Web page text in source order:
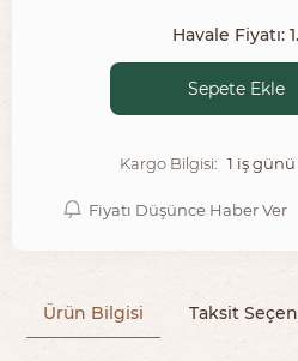
Havale Fiyatı:
Sepete Ekle
Kargo Bilgisi: 1 iş
Fiyatı Düşünce Haber Ver
Ürün Bilgisi Taksit